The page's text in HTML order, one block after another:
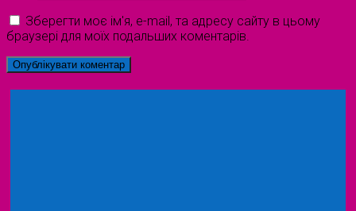
Зберегти моє ім'я, e-mail, та адресу сайту в цьому
браузері для моїх подальших коментарів.